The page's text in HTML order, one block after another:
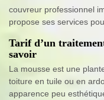
couvreur professionnel
propose ses services
Tarif d’un
savoir
La mousse est une
toiture en tuile ou en
apparence peu